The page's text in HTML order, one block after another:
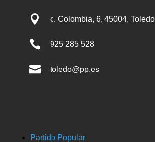
 c. Colombia, 6, 45004, Toledo
 925 285 528
 toledo@pp.es
Partido Popular